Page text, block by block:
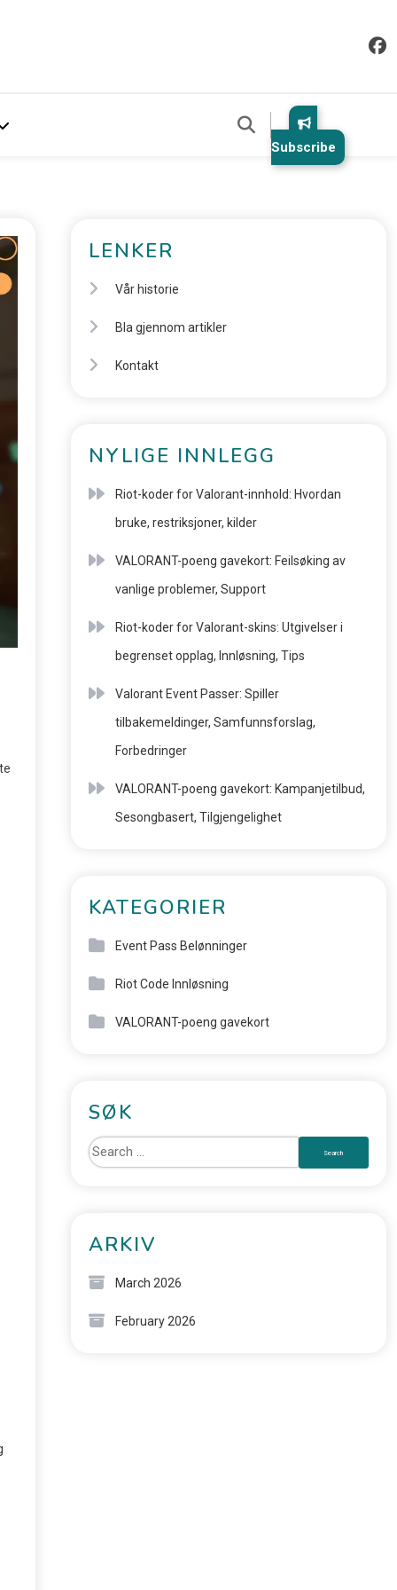
Subscribe
LENKER
Vår historie
Bla gjennom artikler
Kontakt
NYLIGE INNLEGG
Riot-koder for Valorant-innhold: Hvordan
bruke, restriksjoner, kilder
VALORANT-poeng gavekort: Feilsøking av
vanlige problemer, Support
Riot-koder for Valorant-skins: Utgivelser i
begrenset opplag, Innløsning, Tips
Valorant Event Passer: Spiller
tilbakemeldinger, Samfunnsforslag,
Forbedringer
VALORANT-poeng gavekort: Kampanjetilbud,
Sesongbasert, Tilgjengelighet
KATEGORIER
Event Pass Belønninger
Riot Code Innløsning
VALORANT-poeng gavekort
SØK
ARKIV
March 2026
February 2026